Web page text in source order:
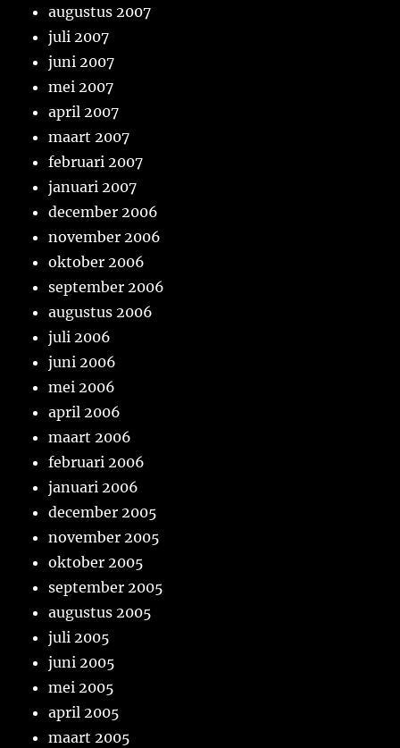
augustus 2007
juli 2007
juni 2007
mei 2007
april 2007
maart 2007
februari 2007
januari 2007
december 2006
november 2006
oktober 2006
september 2006
augustus 2006
juli 2006
juni 2006
mei 2006
april 2006
maart 2006
februari 2006
januari 2006
december 2005
november 2005
oktober 2005
september 2005
augustus 2005
juli 2005
juni 2005
mei 2005
april 2005
maart 2005